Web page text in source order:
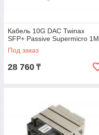
Кабель 10G DAC Twinax
SFP+ Passive Supermicro 1M
Под заказ
28 760 ₸